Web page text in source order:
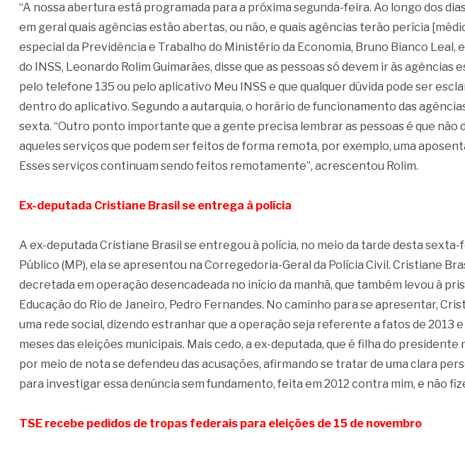
“A nossa abertura está programada para a próxima segunda-feira. Ao longo dos
em geral quais agências estão abertas, ou não, e quais agências terão perícia
especial da Previdência e Trabalho do Ministério da Economia, Bruno Bianco
do INSS, Leonardo Rolim Guimarães, disse que as pessoas só devem ir às
pelo telefone 135 ou pelo aplicativo Meu INSS e que qualquer dúvida pode ser
dentro do aplicativo. Segundo a autarquia, o horário de funcionamento das
sexta. “Outro ponto importante que a gente precisa lembrar as pessoas é que
aqueles serviços que podem ser feitos de forma remota, por exemplo, uma
Esses serviços continuam sendo feitos remotamente”, acrescentou Rolim.
Ex-deputada Cristiane Brasil se entrega à polícia
A ex-deputada Cristiane Brasil se entregou à polícia, no meio da tarde desta sexta-
Público (MP), ela se apresentou na Corregedoria-Geral da Polícia Civil. Cristiane
decretada em operação desencadeada no início da manhã, que também levou à
Educação do Rio de Janeiro, Pedro Fernandes. No caminho para se apresentar,
uma rede social, dizendo estranhar que a operação seja referente a fatos de 2013
meses das eleições municipais. Mais cedo, a ex-deputada, que é filha do
por meio de nota se defendeu das acusações, afirmando se tratar de uma clara
para investigar essa denúncia sem fundamento, feita em 2012 contra mim, e não
TSE recebe pedidos de tropas federais para eleições de 15 de novembro